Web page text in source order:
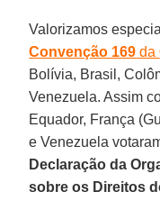
Valorizamos
Convenção 169 da
Bolívia, Brasil,
Venezuela. Assim
Equador, França
e Venezuela
Declaração da
sobre os Direitos